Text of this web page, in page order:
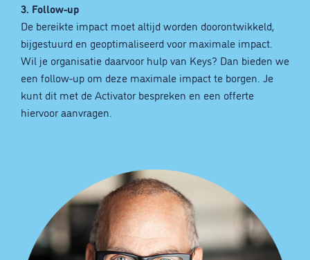
3. Follow-up
De bereikte impact moet altijd worden doorontwikkeld,
bijgestuurd en geoptimaliseerd voor maximale impact.
Wil je organisatie daarvoor hulp van Keys? Dan bieden we
een follow-up om deze maximale impact te borgen. Je
kunt dit met de Activator bespreken en een offerte
hiervoor aanvragen.